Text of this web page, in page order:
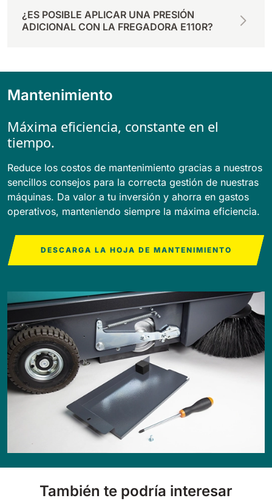
¿ES POSIBLE APLICAR UNA PRESIÓN
ADICIONAL CON LA FREGADORA E110R?
Mantenimiento
Máxima eficiencia, constante en el
tiempo.
Reduce los costos de mantenimiento gracias a nuestros
sencillos consejos para la correcta gestión de nuestras
máquinas. Da valor a tu inversión y ahorra en gastos
operativos, manteniendo siempre la máxima eficiencia.
DESCARGA LA HOJA DE MANTENIMIENTO
También te podría interesar